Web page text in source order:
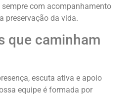
sempre com acompanhamento
preservação da vida.
que caminham
escuta ativa e apoio
equipe é formada por